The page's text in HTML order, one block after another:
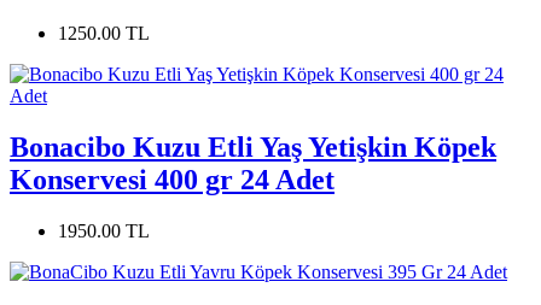
1250.00 TL
Bonacibo Kuzu Etli Yaş Yetişkin Köpek
Konservesi 400 gr 24 Adet
1950.00 TL